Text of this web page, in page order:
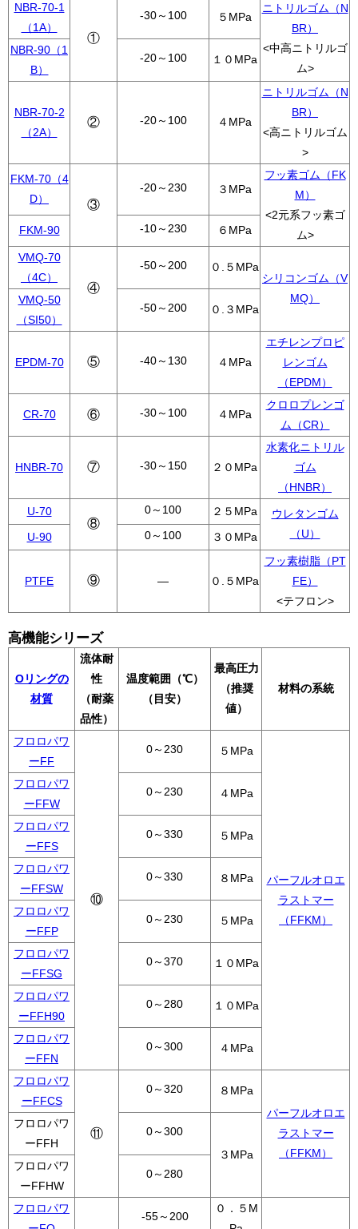
NBR-70-1
（1A）
①
-30～100 ５MPa
ニトリルゴム（N
BR）
<中高ニトリルゴ
ム>
NBR-90（1
B）
-20～100 １０MPa
NBR-70-2
（2A）
② -20～100 ４MPa
ニトリルゴム（N
BR）
<高ニトリルゴム
>
FKM-70（4
D）
③
-20～230 ３MPa
フッ素ゴム（FK
M）
<2元系フッ素ゴ
ム>
FKM-90 -10～230 ６MPa
VMQ-70
（4C）
④
-50～200
０.５MPa
シリコンゴム（V
MQ）
VMQ-50
（SI50）
-50～200 ０.３MPa
EPDM-70 ⑤ -40～130 ４MPa
エチレンプロピ
レンゴム
（EPDM）
CR-70 ⑥ -30～100 ４MPa
クロロプレンゴ
ム（CR）
HNBR-70 ⑦ -30～150 ２０MPa
水素化ニトリル
ゴム
（HNBR）
U-70
⑧
0～100 ２５MPa
ウレタンゴム
（U）
U-90 0～100 ３０MPa
PTFE ⑨ ― ０.５MPa
フッ素樹脂（PT
FE）
<テフロン>
高機能シリーズ
Oリングの
材質
流体耐
性
（耐薬
品性）
温度範囲（℃）
（目安）
最高圧力
（推奨
値）
材料の系統
フロロパワ
ーFF
⑩
0～230 ５MPa
パーフルオロエ
ラストマー
（FFKM）
フロロパワ
ーFFW
0～230 ４MPa
フロロパワ
ーFFS
0～330 ５MPa
フロロパワ
ーFFSW
0～330 ８MPa
フロロパワ
ーFFP
0～230 ５MPa
フロロパワ
ーFFSG
0～370 １０MPa
フロロパワ
ーFFH90
0～280 １０MPa
フロロパワ
ーFFN
0～300 ４MPa
フロロパワ
ーFFCS
⑪
0～320
８MPa
パーフルオロエ
ラストマー
（FFKM）
フロロパワ
ーFFH
0～300
３MPa
フロロパワ
ーFFHW
0～280
フロロパワ
-55～200
０．５M